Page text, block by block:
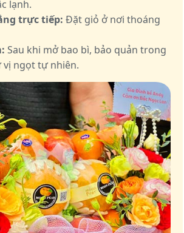
lạnh.
trực tiếp: Đặt giỏ ở nơi thoáng
Sau khi mở bao bì, bảo quản trong
vị ngọt tự nhiên.